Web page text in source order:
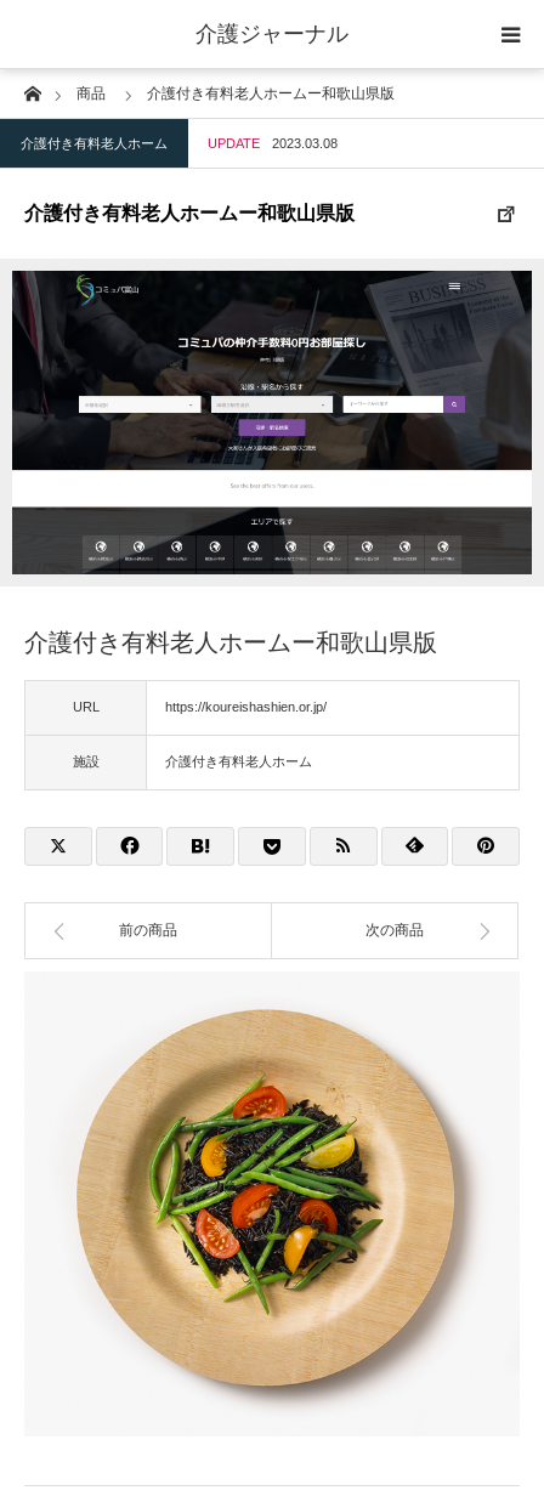
介護ジャーナル
Home商品 介護付き有料老人ホームー和歌山県版
介護付き有料老人ホーム UPDATE 2023.03.08
介護付き有料老人ホームー和歌山県版
介護付き有料老人ホームー和歌山県版
URL https://koureishashien.or.jp/
施設 介護付き有料老人ホーム
前の商品 次の商品
ケアプラン作成
訪問
短期入所
訪問＋通い＋宿泊
施設
地域密着型小規模施設
住宅改修